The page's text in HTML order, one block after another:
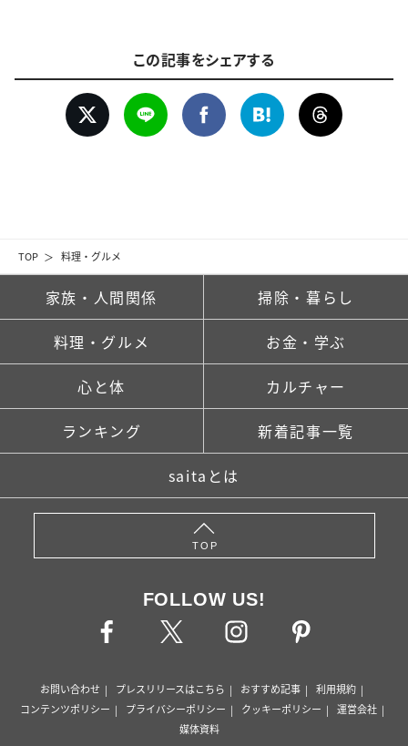
TOP 料理・グルメ
この記事をシェアする
家族・人間関係 掃除・暮らし
料理・グルメ お金・学ぶ
心と体 カルチャー
ランキング 新着記事一覧
saitaとは
TOP
FOLLOW US!
お問い合わせ プレスリリースはこちら おすすめ記事
利用規約
コンテンツポリシー
プライバシーポリシー クッキーポリシー
運営会社
媒体資料